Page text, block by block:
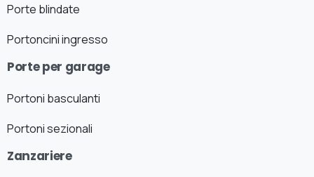
Porte blindate
Portoncini ingresso
Porte per garage
Portoni basculanti
Portoni sezionali
Zanzariere